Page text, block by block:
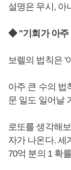
설명은 무시, 아
◆ "기회가 아주
보렐의 법칙은 '
아주 큰 수의 법
문 일도 일어날
로또를 생각해
자가 나온다. 세
70억 분의 1 확